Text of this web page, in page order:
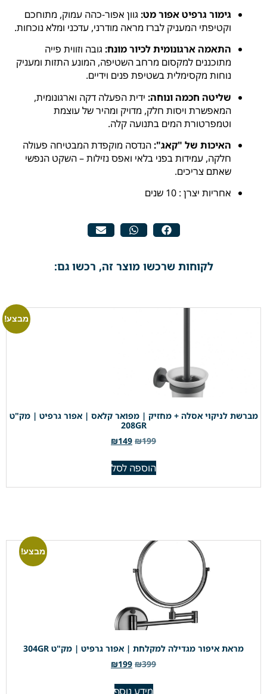
גימור גרפיט אפור מט: גוון אפור-כהה עמוק, מתוחכם
וקטיפתי המעניק לברז מראה מודרני, עדכני ומלא נוכחות.
התאמה ארגונומית לכיור מונח: גובה וזווית פייה
מתוכננים למקסום מרחב השטיפה, המונע התזות ומעניק
נוחות מקסימלית בשטיפת פנים וידיים.
שליטה חכמה ונוחה: ידית הפעלה דקה וארגונומית,
המאפשרת ויסות חלק, מדויק ומהיר של עוצמת
וטמפרטורת המים בתנועה קלה.
האיכות של "קאג":הנדסה מוקפדת המבטיחה פעולה
חלקה, עמידות בפני בלאי ואפס נזילות – השקט הנפשי
שאתם צריכים.
אחריות יצרן : 10 שנים
לקוחות שרכשו מוצר זה, רכשו גם:
מבצע!
מברשת לניקוי אסלה + מחזיק | מפואר קלאס | אפור גרפיט | מק"ט
208GR
₪199
₪149
הוספה לסל
מבצע!
מראת איפור מגדילה למקלחת | אפור גרפיט | מק"ט 304GR
₪399
₪199
מידע נוסף